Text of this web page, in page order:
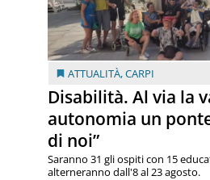
ATTUALITÀ,CARPI
Disabilità. Al via la
autonomia un
di noi”
Saranno 31 gli ospiti con 15
alterneranno dall'8 al 23 agosto.